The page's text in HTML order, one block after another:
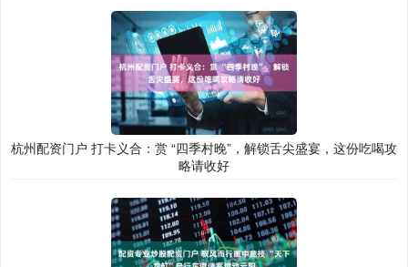
杭州配资门户 打卡义合：赏 “四季村晚”，解锁舌尖盛宴，这份吃喝攻
略请收好